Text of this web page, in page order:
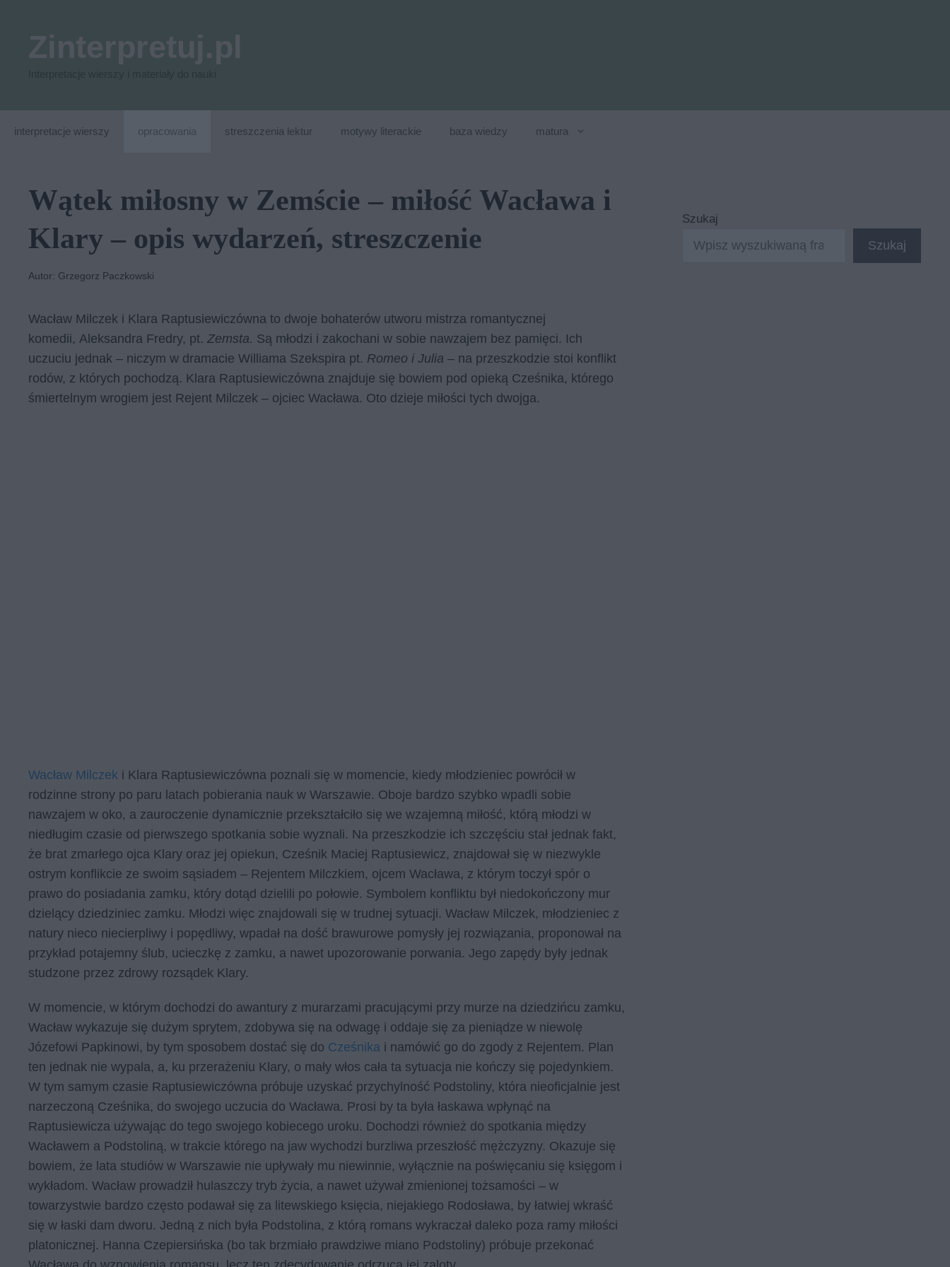
interpretacje wierszy opracowania streszczenia lektur motywy literackie baza wiedzy matura
Wątek miłosny w Zemście – miłość Wacława i
Klary – opis wydarzeń, streszczenie
Autor: Grzegorz Paczkowski
Wacław Milczek i Klara Raptusiewiczówna to dwoje bohaterów utworu mistrza romantycznej
komedii, Aleksandra Fredry, pt. Zemsta. Są młodzi i zakochani w sobie nawzajem bez pamięci. Ich
uczuciu jednak – niczym w dramacie Williama Szekspira pt. Romeo i Julia – na przeszkodzie stoi konflikt
rodów, z których pochodzą. Klara Raptusiewiczówna znajduje się bowiem pod opieką Cześnika, którego
śmiertelnym wrogiem jest Rejent Milczek – ojciec Wacława. Oto dzieje miłości tych dwojga.
Wacław Milczek i Klara Raptusiewiczówna poznali się w momencie, kiedy młodzieniec powrócił w
rodzinne strony po paru latach pobierania nauk w Warszawie. Oboje bardzo szybko wpadli sobie
nawzajem w oko, a zauroczenie dynamicznie przekształciło się we wzajemną miłość, którą młodzi w
niedługim czasie od pierwszego spotkania sobie wyznali. Na przeszkodzie ich szczęściu stał jednak fakt,
że brat zmarłego ojca Klary oraz jej opiekun, Cześnik Maciej Raptusiewicz, znajdował się w niezwykle
ostrym konflikcie ze swoim sąsiadem – Rejentem Milczkiem, ojcem Wacława, z którym toczył spór o
prawo do posiadania zamku, który dotąd dzielili po połowie. Symbolem konfliktu był niedokończony mur
dzielący dziedziniec zamku. Młodzi więc znajdowali się w trudnej sytuacji. Wacław Milczek, młodzieniec z
natury nieco niecierpliwy i popędliwy, wpadał na dość brawurowe pomysły jej rozwiązania, proponował na
przykład potajemny ślub, ucieczkę z zamku, a nawet upozorowanie porwania. Jego zapędy były jednak
studzone przez zdrowy rozsądek Klary.
W momencie, w którym dochodzi do awantury z murarzami pracującymi przy murze na dziedzińcu zamku,
Wacław wykazuje się dużym sprytem, zdobywa się na odwagę i oddaje się za pieniądze w niewolę
Józefowi Papkinowi, by tym sposobem dostać się do Cześnika i namówić go do zgody z Rejentem. Plan
ten jednak nie wypala, a, ku przerażeniu Klary, o mały włos cała ta sytuacja nie kończy się pojedynkiem.
W tym samym czasie Raptusiewiczówna próbuje uzyskać przychylność Podstoliny, która nieoficjalnie jest
narzeczoną Cześnika, do swojego uczucia do Wacława. Prosi by ta była łaskawa wpłynąć na
Raptusiewicza używając do tego swojego kobiecego uroku. Dochodzi również do spotkania między
Wacławem a Podstoliną, w trakcie którego na jaw wychodzi burzliwa przeszłość mężczyzny. Okazuje się
bowiem, że lata studiów w Warszawie nie upływały mu niewinnie, wyłącznie na poświęcaniu się księgom i
wykładom. Wacław prowadził hulaszczy tryb życia, a nawet używał zmienionej tożsamości – w
towarzystwie bardzo często podawał się za litewskiego księcia, niejakiego Rodosława, by łatwiej wkraść
się w łaski dam dworu. Jedną z nich była Podstolina, z którą romans wykraczał daleko poza ramy miłości
platonicznej. Hanna Czepiersińska (bo tak brzmiało prawdziwe miano Podstoliny) próbuje przekonać
Szukaj
Szukaj